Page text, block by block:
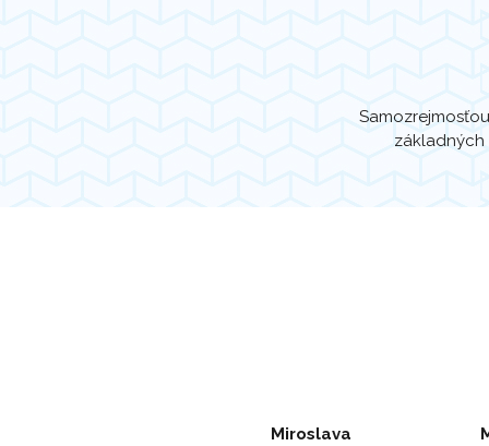
Miroslava